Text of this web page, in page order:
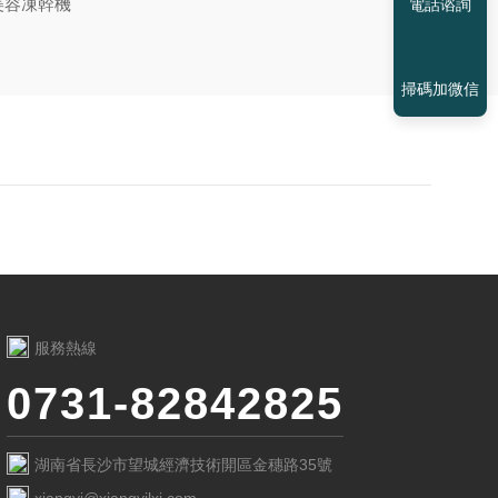
凍幹機
服務熱線
0731-82842825
湖南省長沙市望城經濟技術開區金穗路35號
電話谘詢
掃碼加微信